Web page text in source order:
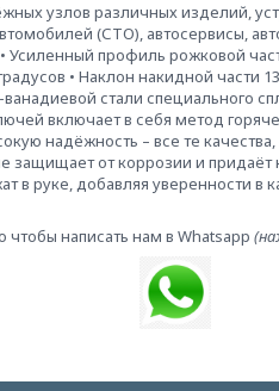
узлов различных изделий,
(СТО), автосервисы,
Усиленный профиль рожковой
• Наклон накидной части
стали специального
включает в себя метод
надёжность – все те
защищает от коррозии и
в руке, добавляя уверенности в
чтобы написать нам в Whatsapp